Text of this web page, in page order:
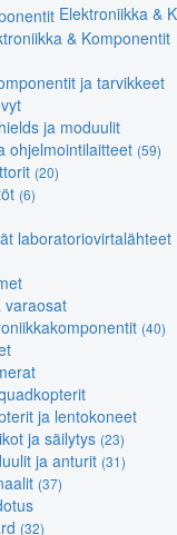
Elektroniikka &
& Komponentit
ja tarvikkeet
ja moduulit
ohjelmointilaitteet (59)
(20)
(6)
laboratoriovirtalähteet
varaosat
(40)
ja lentokoneet
ja säilytys (23)
ja anturit (31)
(37)
(32)